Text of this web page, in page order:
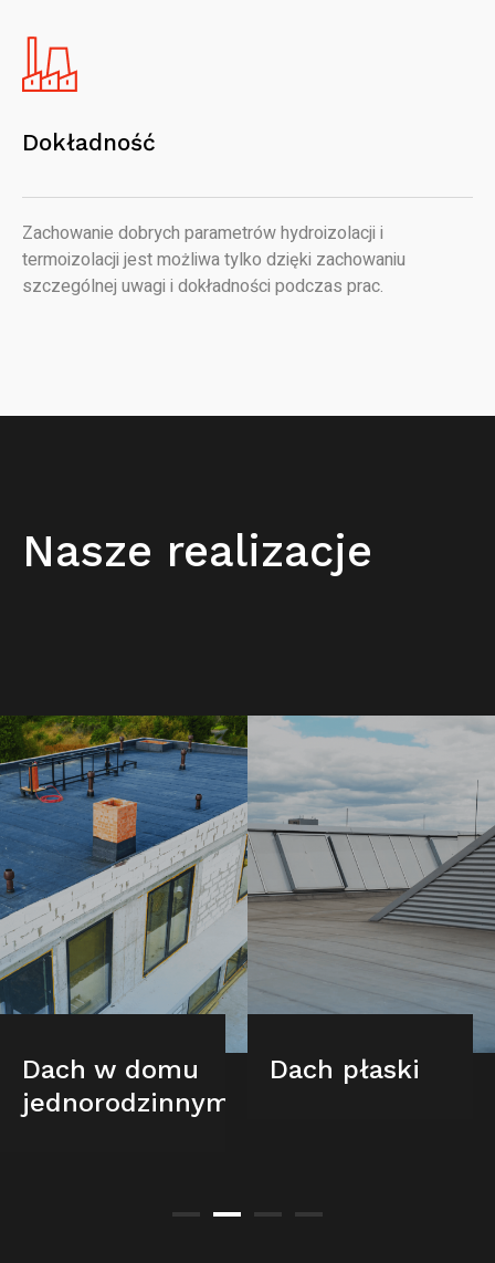
Dokładność
Zachowanie dobrych parametrów hydroizolacji i
termoizolacji jest możliwa tylko dzięki zachowaniu
szczególnej uwagi i dokładności podczas prac.
Nasze realizacje
Dach w domu
jednorodzinnym
Dach płaski